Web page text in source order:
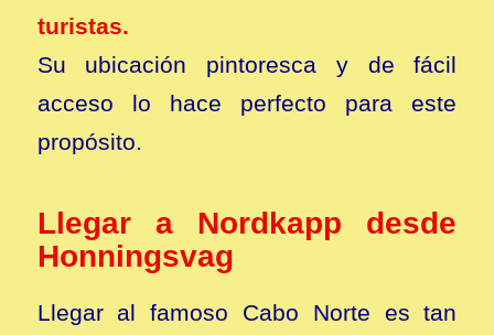
turistas.
Su ubicación pintoresca y de fácil
acceso lo hace perfecto para este
propósito.
Llegar a Nordkapp desde
Honningsvag
Llegar al famoso Cabo Norte es tan